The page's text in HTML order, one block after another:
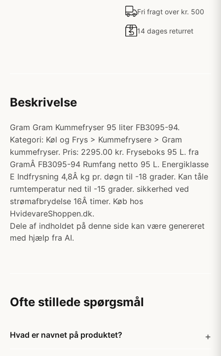
Fri fragt over kr. 500
14 dages returret
Beskrivelse
Gram Gram Kummefryser 95 liter FB3095-94.
Kategori: Køl og Frys > Kummefrysere > Gram
kummefryser. Pris: 2295.00 kr. Fryseboks 95 L. fra
GramÂ FB3095-94 Rumfang netto 95 L. Energiklasse
E Indfrysning 4,8Â kg pr. døgn til -18 grader. Kan tåle
rumtemperatur ned til -15 grader. sikkerhed ved
strømafbrydelse 16Â timer. Køb hos
HvidevareShoppen.dk.
Dele af indholdet på denne side kan være genereret
med hjælp fra AI.
Ofte stillede spørgsmål
Hvad er navnet på produktet?